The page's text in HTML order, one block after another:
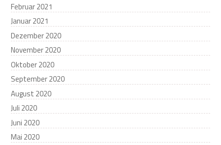
Februar 2021
Januar 2021
Dezember 2020
November 2020
Oktober 2020
September 2020
August 2020
Juli 2020
Juni 2020
Mai 2020